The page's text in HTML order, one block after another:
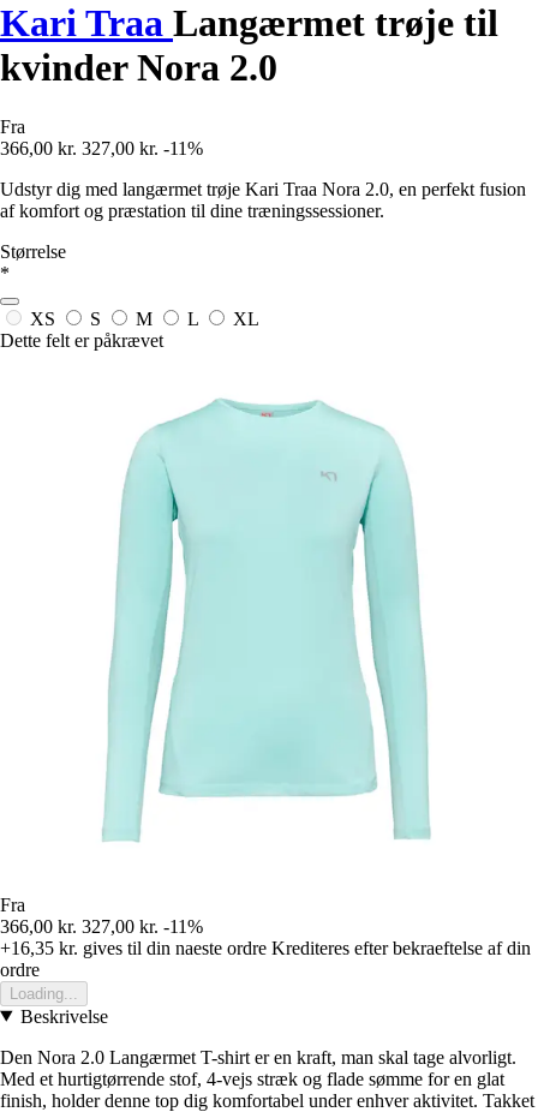
Kari Traa Langærmet trøje til
kvinder Nora 2.0
Fra
366,00 kr. 327,00 kr. -11%
Udstyr dig med langærmet trøje Kari Traa Nora 2.0, en perfekt fusion
af komfort og præstation til dine træningssessioner.
Størrelse
*
XS S M L
XL
Dette felt er påkrævet
Fra
366,00 kr. 327,00 kr. -11%
+16,35 kr. gives til din naeste ordre Krediteres efter bekraeftelse af din
ordre
Loading...
Beskrivelse
Den Nora 2.0 Langærmet T-shirt er en kraft, man skal tage alvorligt.
Med et hurtigtørrende stof, 4-vejs stræk og flade sømme for en glat
finish, holder denne top dig komfortabel under enhver aktivitet. Takket